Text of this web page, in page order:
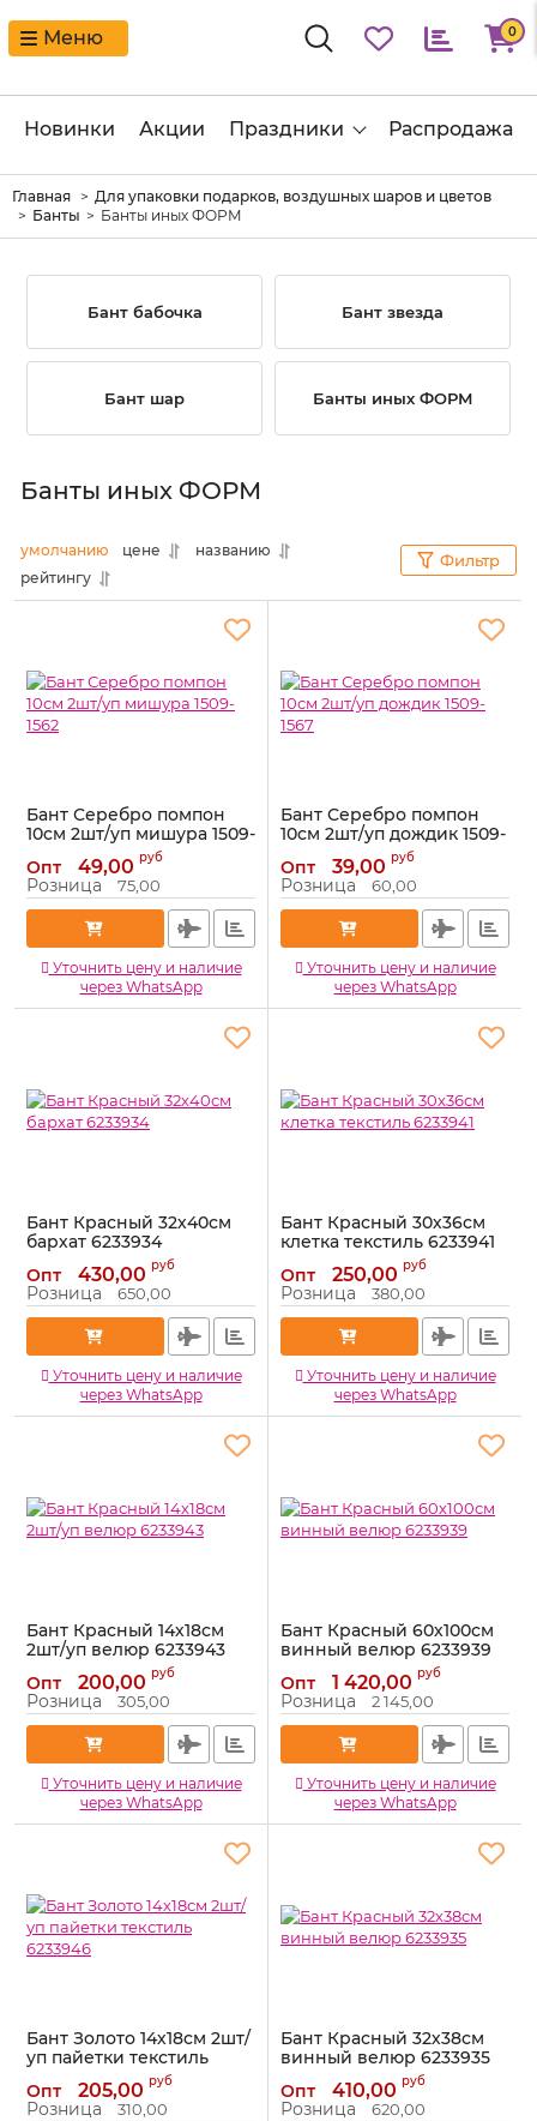
Меню 0
Новинки Акции Праздники Распродажа
Главная
Для упаковки подарков, воздушных шаров и цветов
Банты
Банты иных ФОРМ
Бант бабочка Бант звезда
Бант шар Банты иных ФОРМ
Банты иных ФОРМ
умолчанию цене
названию
рейтингу
Фильтр
Бант Серебро помпон
10см 2шт/уп мишура 1509-
Артикул: 1509-1562
Опт 49,00 руб
Розница 75,00
Уточнить цену и наличие
через WhatsApp
Бант Серебро помпон
10см 2шт/уп дождик 1509-
Артикул: 1509-1567
Опт 39,00 руб
Розница 60,00
Уточнить цену и наличие
через WhatsApp
Бант Красный 32х40см
бархат 6233934
Артикул: 6233934
Опт 430,00 руб
Розница 650,00
Уточнить цену и наличие
через WhatsApp
Бант Красный 30х36см
клетка текстиль 6233941
Артикул: 6233941
Опт 250,00 руб
Розница 380,00
Уточнить цену и наличие
через WhatsApp
Бант Красный 14х18см
2шт/уп велюр 6233943
Артикул: 6233943
Опт 200,00 руб
Розница 305,00
Уточнить цену и наличие
через WhatsApp
Бант Красный 60х100см
винный велюр 6233939
Артикул: 6233939
Опт 1 420,00 руб
Розница 2 145,00
Уточнить цену и наличие
через WhatsApp
Бант Золото 14х18см 2шт/
уп пайетки текстиль
Артикул: 6233946
Опт 205,00 руб
Розница 310,00
Бант Красный 32х38см
винный велюр 6233935
Артикул: 6233935
Опт 410,00 руб
Розница 620,00